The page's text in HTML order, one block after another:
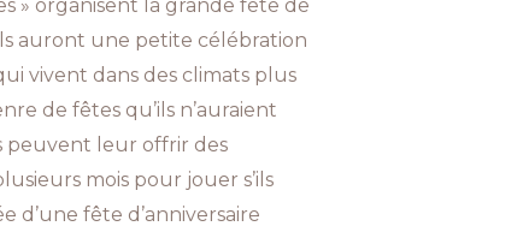
» organisent la grande fête de
auront une petite célébration
vivent dans des climats plus
de fêtes qu’ils n’auraient
peuvent leur offrir des
mois pour jouer s’ils
d’une fête d’anniversaire